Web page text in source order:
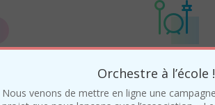
Cours de
Orchestre à l’école !
Nous venons de mettre en ligne une